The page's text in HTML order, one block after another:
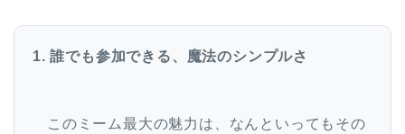
1. 誰でも参加できる、魔法のシンプルさ
このミーム最大の魅力は、なんといってもその